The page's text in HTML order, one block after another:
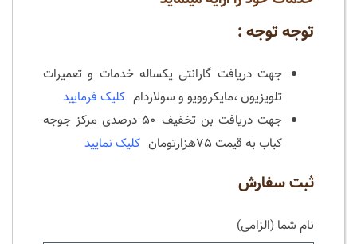
توجه توجه :
جهت دریافت گارانتی یکساله خدمات و تعمیرات
تلویزیون ،مایکروویو و سولاردام کلیک فرمایید
جهت دریافت بن تخفیف ۵۰ درصدی مرکز جوجه
کباب به قیمت ۷۵هزارتومان
کلیک نمایید
ثبت سفارش
نام شما (الزامی)